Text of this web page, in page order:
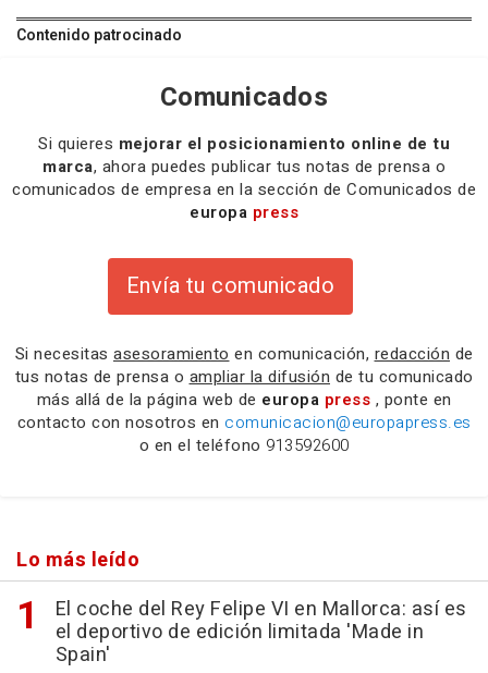
Contenido patrocinado
Comunicados
Si quieres mejorar el posicionamiento online de tu
marca, ahora puedes publicar tus notas de prensa o
comunicados de empresa en la sección de Comunicados de
europa press
Envía tu comunicado
Si necesitas asesoramiento en comunicación, redacción de
tus notas de prensa o ampliar la difusión de tu comunicado
más allá de la página web de europa press , ponte en
contacto con nosotros en comunicacion@europapress.es
o en el teléfono 913592600
Lo más leído
El coche del Rey Felipe VI en Mallorca: así es
el deportivo de edición limitada 'Made in
Spain'